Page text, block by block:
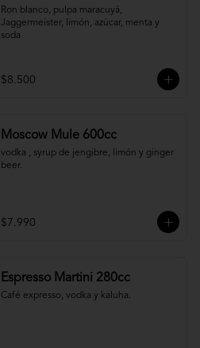
Ron blanco, pulpa maracuyá,
Jaggermeister, limón, azúcar, menta y
soda
$8.500
Moscow Mule 600cc
vodka , syrup de jengibre, limón y ginger
beer.
$7.990
Espresso Martini 280cc
Café expresso, vodka y kaluha.